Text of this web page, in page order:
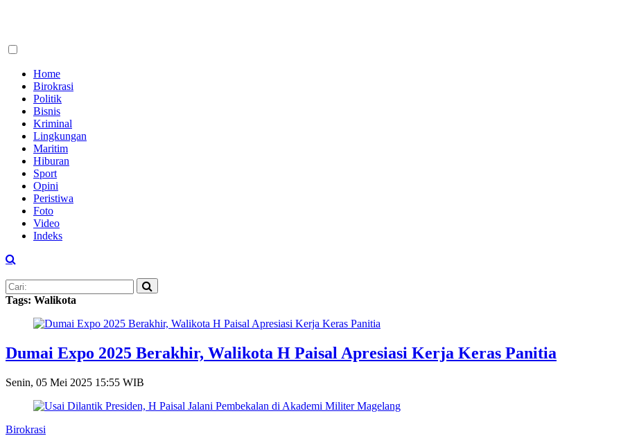
Home
Birokrasi
Politik
Bisnis
Kriminal
Lingkungan
Maritim
Hiburan
Sport
Opini
Peristiwa
Foto
Video
Indeks
Tags: Walikota
Dumai Expo 2025 Berakhir, Walikota H Paisal Apresiasi Kerja Keras Panitia
Senin, 05 Mei 2025 15:55 WIB
Birokrasi